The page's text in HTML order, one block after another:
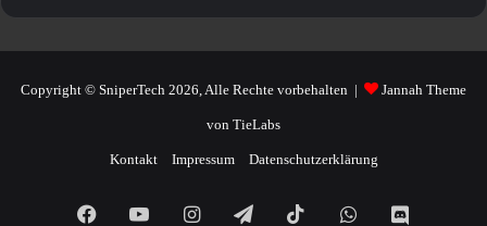
Copyright © SniperTech 2026, Alle Rechte vorbehalten | Jannah Theme
von TieLabs
Kontakt Impressum Datenschutzerklärung
FacebookYouTubeInstagramTelegramTikTokWhatsAppDiscord